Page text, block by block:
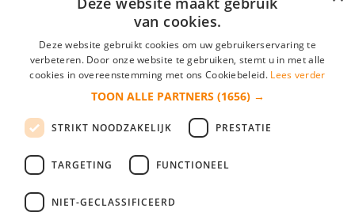
Inloggen als bedrijf
*
login gegevens onthouden
login
Bedrijf aanmelden
van cookies.
Deze website gebruikt cookies om uw gebruikerservaring te
verbeteren. Door onze website te gebruiken, stemt u in met alle
cookies in overeenstemming met ons Cookiebeleid. Lees verder
TOON ALLE PARTNERS (1656) →
STRIKT NOODZAKELIJK PRESTATIE
TARGETING FUNCTIONEEL
NIET-GECLASSIFICEERD